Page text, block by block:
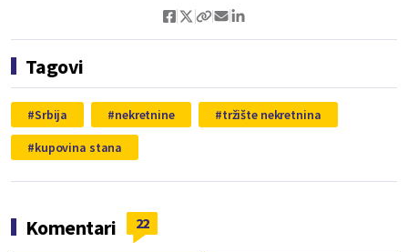
Tagovi
Srbija nekretnine
tržište nekretnina
kupovina stana
Komentari 22